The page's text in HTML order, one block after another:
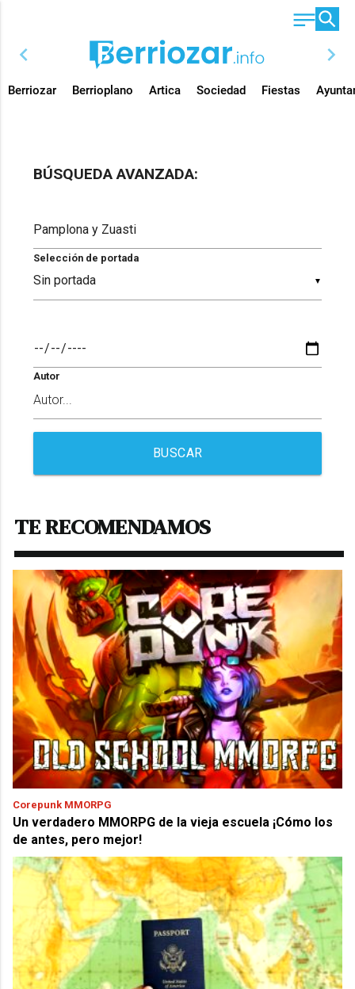
chevron_left chevron_right
Berriozar Berrioplano Artica Sociedad Fiestas
BÚSQUEDA AVANZADA:
▼
Selección de portada
Autor
BUSCAR
TE RECOMENDAMOS
Corepunk MMORPG
Un verdadero MMORPG de la vieja escuela ¡Cómo los
de antes, pero mejor!